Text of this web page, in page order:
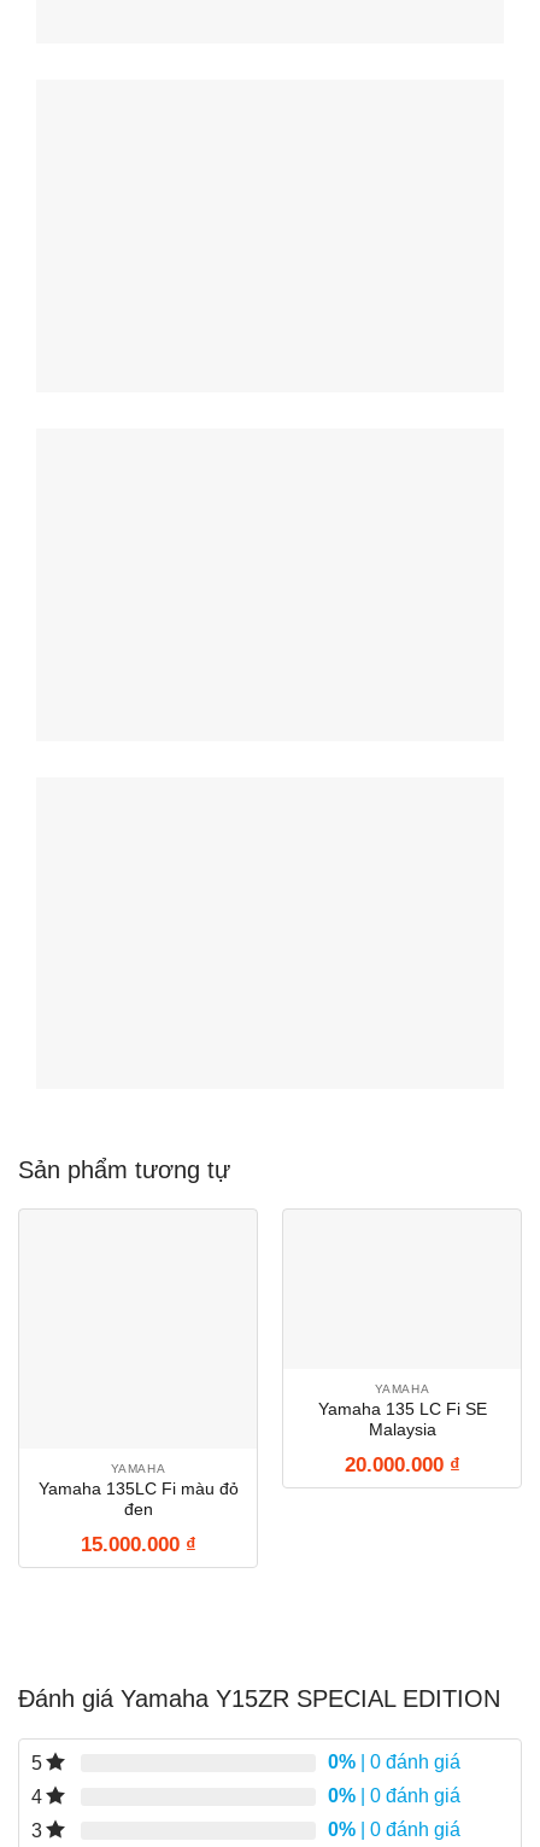
Sản phẩm tương tự
YAMAHA
Yamaha 135LC Fi màu đỏ
đen
15.000.000 ₫
YAMAHA
Yamaha 135 LC Fi SE
Malaysia
20.000.000 ₫
Đánh giá Yamaha Y15ZR SPECIAL EDITION
5 0% | 0 đánh giá
4
0% | 0 đánh giá
3
0% | 0 đánh giá